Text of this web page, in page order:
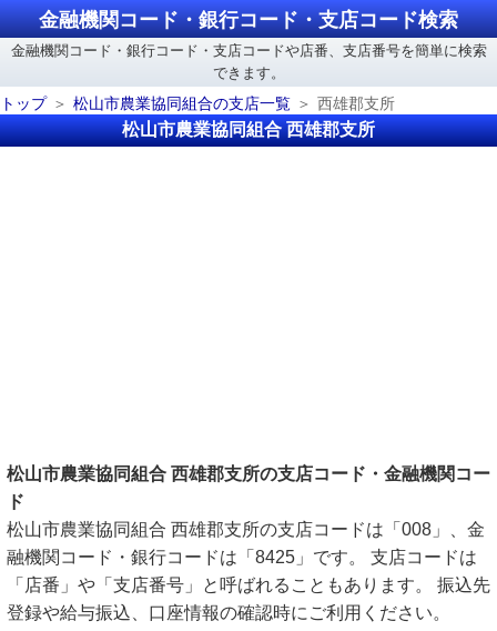
金融機関コード・銀行コード・支店コード検索
金融機関コード・銀行コード・支店コードや店番、支店番号を簡単に検索
できます。
トップ
松山市農業協同組合の支店一覧 西雄郡支所
松山市農業協同組合 西雄郡支所
松山市農業協同組合 西雄郡支所の支店コード・金融機関コー
ド
松山市農業協同組合 西雄郡支所の支店コードは「008」、金
融機関コード・銀行コードは「8425」です。 支店コードは
「店番」や「支店番号」と呼ばれることもあります。 振込先
登録や給与振込、口座情報の確認時にご利用ください。